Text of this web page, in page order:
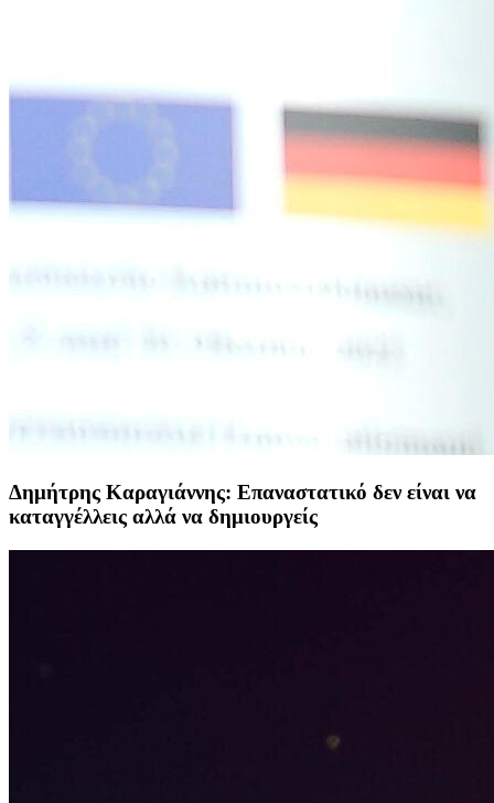
Δημήτρης Καραγιάννης: Επαναστατικό δεν είναι να
καταγγέλλεις αλλά να δημιουργείς